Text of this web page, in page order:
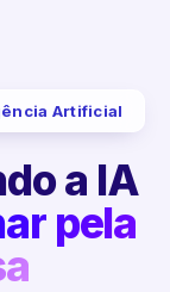
Artificial
a IA
pela